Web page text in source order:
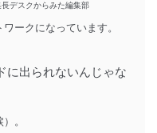
長デスクからみた編集部
ークになっています。
出られないんじゃな
。